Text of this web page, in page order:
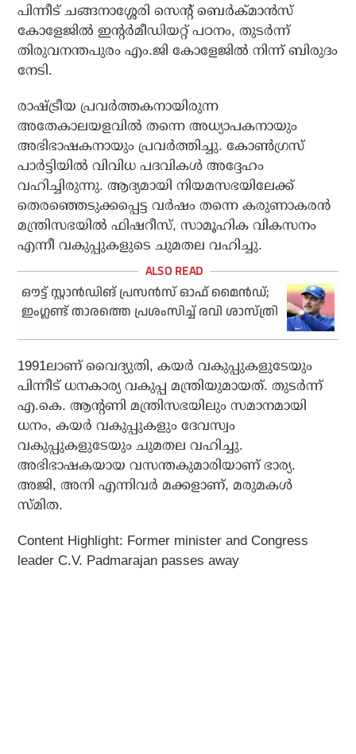
പിന്നീട് ചങ്ങനാശ്ശേരി സെന്റ് ബെര്‍ക്മാന്‍സ്
കോളേജില്‍ ഇന്റര്‍മീഡിയറ്റ് പഠനം, തുടര്‍ന്ന്
തിരുവനന്തപുരം എം.ജി കോളേജില്‍ നിന്ന് ബിരുദം
നേടി.
രാഷ്ട്രീയ പ്രവര്‍ത്തകനായിരുന്ന
അതേകാലയളവില്‍ തന്നെ അധ്യാപകനായും
അഭിഭാഷകനായും പ്രവര്‍ത്തിച്ചു. കോണ്‍ഗ്രസ്
പാര്‍ട്ടിയില്‍ വിവിധ പദവികള്‍ അദ്ദേഹം
വഹിച്ചിരുന്നു. ആദ്യമായി നിയമസഭയിലേക്ക്
തെരഞ്ഞെടുക്കപ്പെട്ട വര്‍ഷം തന്നെ കരുണാകരന്‍
മന്ത്രിസഭയില്‍ ഫിഷറീസ്, സാമൂഹിക വികസനം
എന്നീ വകുപ്പുകളുടെ ചുമതല വഹിച്ചു.
ഔട്ട് സ്റ്റാന്‍ഡിങ് പ്രസന്‍സ് ഓഫ് മൈന്‍ഡ്;
ഇംഗ്ലണ്ട് താരത്തെ പ്രശംസിച്ച് രവി ശാസ്ത്രി
1991ലാണ് വൈദ്യുതി, കയര്‍ വകുപ്പുകളുടേയും
പിന്നീട് ധനകാര്യ വകുപ്പ മന്ത്രിയുമായത്. തുടര്‍ന്ന്
എ.കെ. ആന്റണി മന്ത്രിസഭയിലും സമാനമായി
ധനം, കയര്‍ വകുപ്പുകളും ദേവസ്വം
വകുപ്പുകളുടേയും ചുമതല വഹിച്ചു.
അഭിഭാഷകയായ വസന്തകുമാരിയാണ് ഭാര്യ.
അജി, അനി എന്നിവര്‍ മക്കളാണ്, മരുമകള്‍
സ്മിത.
Content Highlight: Former minister and Congress
leader C.V. Padmarajan passes away